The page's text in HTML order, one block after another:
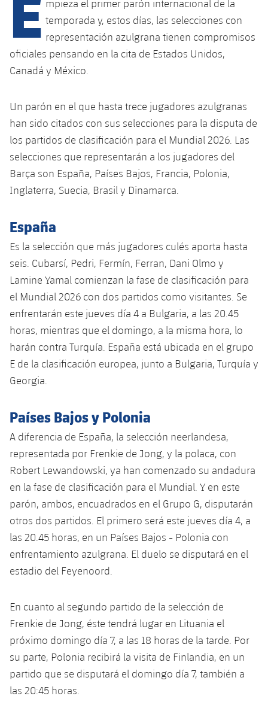
plusicon
más
Instalaciones
Spotify Camp Nou
Palau Blaugrana
Estadi Johan Cruyff
Ciutat Esportiva
La Masia
Servicios
Servicios Médicos
plusicon
más
Acreditaciones
Instalaciones
SUB13
SUB12
SUB11 B
SUB10 A
SUB10 B
SUB9 B
SUB8 A
SUB8 B
SUB13 B
SUB12 C
Gameday Shows
Clasificación
Fotos
Palmarés
Base
Barça Atlètic
Junior
Cadete B
Infantil A
Infantil B
Campus Verano
PLUSICON
MÁS
Primer Equipo
plusicon
más
Actualidad
Calendario
Entradas
Resultados
Clasificaciones
Jugadores
Fotos
Historia
Barça Atlètic
plusicon
más
Actualidad
Calendario
Resultados
Clasificaciones
Jugadores
Fotos
Base
plusicon
más
Juvenil
Cadete A
Cadete B
Infantil A
Infantil B
PLUSICON
MÁS
Actualidad
Calendario
Entradas
Resultados
Clasificaciones
Jugadors
Fotos
Palmarés
Historia
Barça Atlètic
Actualidad
Calendario
Resultados
Jugadores
Clasificaciones
Base
plusicon
Actualidad
Juvenil
Cadete
Infantil
Alevín
Campus Verano
PLUSICON
Primer equipo
plusicon
más
Calendario
Entradas
Resultados
Clasificaciones
Jugadores
Fotos
Historia
Palmarés
Actualidad
Calendario
Resultados
Jugadores
Clasificaciones
plusicon
más
Actualidad
Barça C
Junior
Juvenil
Infantil
Alevín
Campus Verano
PLUSICON
MÁS
Información general
plusicon
más
Noticias
Atletismo
plusicon
más
Masculino
Femenino
Agenda
Actualidad
Jugadores
Calendario
Hockey sobre hielo
plusicon
más
Actualidad
Jugadores
Hockey hierba
plusicon
más
Noticias
Patinaje artístico
plusicon
más
mpieza el primer parón internacional de la
temporada y, estos días, las selecciones con
representación azulgrana tienen compromisos
oficiales pensando en la cita de Estados Unidos,
Canadá y México.
Un parón en el que hasta trece jugadores azulgranas
han sido citados con sus selecciones para la disputa de
los partidos de clasificación para el Mundial 2026. Las
selecciones que representarán a los jugadores del
Barça son España, Países Bajos, Francia, Polonia,
Inglaterra, Suecia, Brasil y Dinamarca.
España
Es la selección que más jugadores culés aporta hasta
seis. Cubarsí, Pedri, Fermín, Ferran, Dani Olmo y
Lamine Yamal comienzan la fase de clasificación para
el Mundial 2026 con dos partidos como visitantes. Se
enfrentarán este jueves día 4 a Bulgaria, a las 20.45
horas, mientras que el domingo, a la misma hora, lo
harán contra Turquía. España está ubicada en el grupo
E de la clasificación europea, junto a Bulgaria, Turquía y
Georgia.
Países Bajos y Polonia
A diferencia de España, la selección neerlandesa,
representada por Frenkie de Jong, y la polaca, con
Robert Lewandowski, ya han comenzado su andadura
en la fase de clasificación para el Mundial. Y en este
parón, ambos, encuadrados en el Grupo G, disputarán
otros dos partidos. El primero será este jueves día 4, a
las 20.45 horas, en un Países Bajos - Polonia con
enfrentamiento azulgrana. El duelo se disputará en el
estadio del Feyenoord.
En cuanto al segundo partido de la selección de
Frenkie de Jong, éste tendrá lugar en Lituania el
próximo domingo día 7, a las 18 horas de la tarde. Por
su parte, Polonia recibirá la visita de Finlandia, en un
partido que se disputará el domingo día 7, también a
las 20:45 horas.